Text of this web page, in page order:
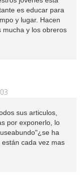
es educar para
y lugar. Hacen
mucha y los obreros
sus articulos,
por exponerlo, lo
ha
cada vez mas